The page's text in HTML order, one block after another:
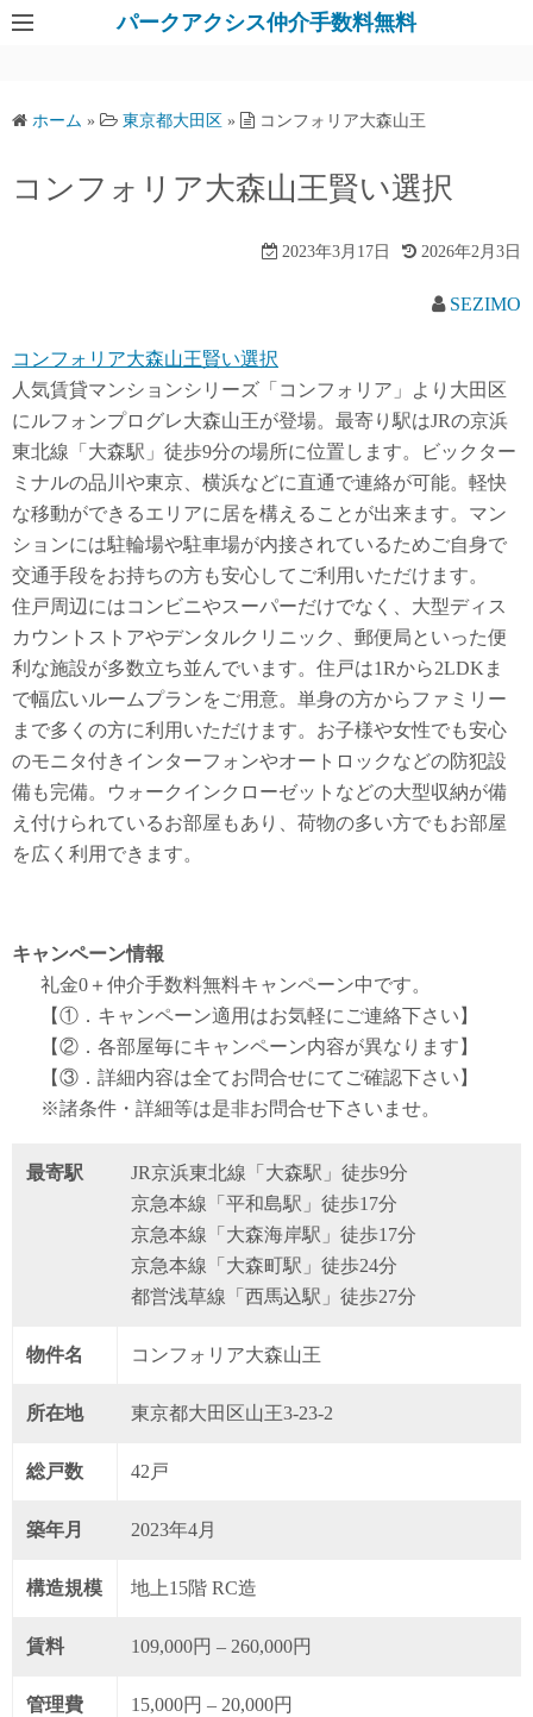
パークアクシス仲介手数料無料
ホーム » 東京都大田区 » コンフォリア大森山王
コンフォリア大森山王賢い選択
2023年3月17日 2026年2月3日
SEZIMO
コンフォリア大森山王賢い選択
人気賃貸マンションシリーズ「コンフォリア」より大田区
にルフォンプログレ大森山王が登場。最寄り駅はJRの京浜
東北線「大森駅」徒歩9分の場所に位置します。ビックター
ミナルの品川や東京、横浜などに直通で連絡が可能。軽快
な移動ができるエリアに居を構えることが出来ます。マン
ションには駐輪場や駐車場が内接されているためご自身で
交通手段をお持ちの方も安心してご利用いただけます。
住戸周辺にはコンビニやスーパーだけでなく、大型ディス
カウントストアやデンタルクリニック、郵便局といった便
利な施設が多数立ち並んでいます。住戸は1Rから2LDKま
で幅広いルームプランをご用意。単身の方からファミリー
まで多くの方に利用いただけます。お子様や女性でも安心
のモニタ付きインターフォンやオートロックなどの防犯設
備も完備。ウォークインクローゼットなどの大型収納が備
え付けられているお部屋もあり、荷物の多い方でもお部屋
を広く利用できます。
キャンペーン情報
礼金0 ＋仲介手数料無料キャンペーン中です。
【①．キャンペーン適用はお気軽にご連絡下さい】
【②．各部屋毎にキャンペーン内容が異なります】
【③．詳細内容は全てお問合せにてご確認下さい】
※諸条件・詳細等は是非お問合せ下さいませ。
最寄駅
JR京浜東北線「大森駅」徒歩9分
京急本線「平和島駅」徒歩17分
京急本線「大森海岸駅」徒歩17分
京急本線「大森町駅」徒歩24分
都営浅草線「西馬込駅」徒歩27分
物件名 コンフォリア大森山王
所在地 東京都大田区山王3-23-2
総戸数 42戸
築年月 2023年4月
構造規模 地上15階 RC造
賃料 109,000円 – 260,000円
管理費 15,000円 – 20,000円